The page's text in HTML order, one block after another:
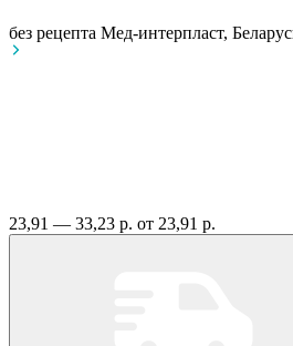
без рецепта Мед-интерпласт,
23,91 — 33,23 р. от 23,91 р.